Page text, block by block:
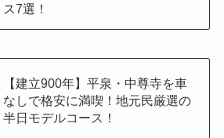
ス7選！
【建立900年】平泉・中尊寺を車
なしで格安に満喫！地元民厳選の
半日モデルコース！